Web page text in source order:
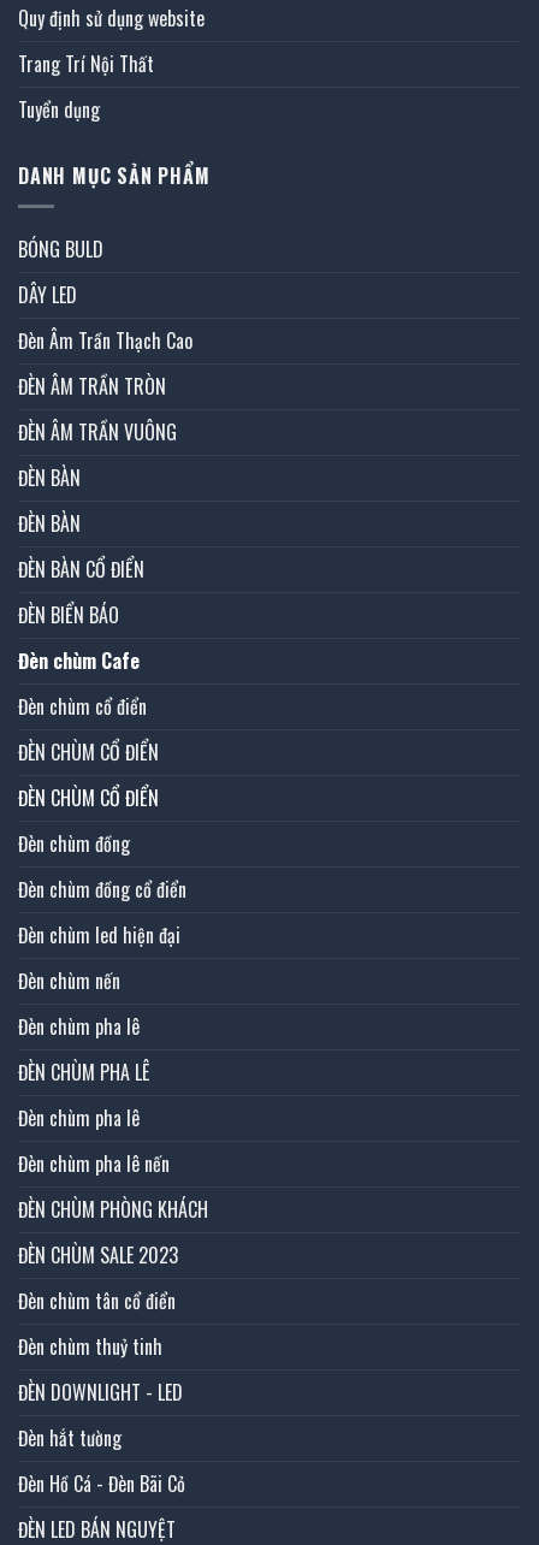
Quy định sử dụng website
Trang Trí Nội Thất
Tuyển dụng
DANH MỤC SẢN PHẨM
BÓNG BULD
DÂY LED
Đèn Âm Trần Thạch Cao
ĐÈN ÂM TRẦN TRÒN
ĐÈN ÂM TRẦN VUÔNG
ĐÈN BÀN
ĐÈN BÀN
ĐÈN BÀN CỔ ĐIỂN
ĐÈN BIỂN BÁO
Đèn chùm Cafe
Đèn chùm cổ điển
ĐÈN CHÙM CỔ ĐIỂN
ĐÈN CHÙM CỔ ĐIỂN
Đèn chùm đồng
Đèn chùm đồng cổ điển
Đèn chùm led hiện đại
Đèn chùm nến
Đèn chùm pha lê
ĐÈN CHÙM PHA LÊ
Đèn chùm pha lê
Đèn chùm pha lê nến
ĐÈN CHÙM PHÒNG KHÁCH
ĐÈN CHÙM SALE 2023
Đèn chùm tân cổ điển
Đèn chùm thuỷ tinh
ĐÈN DOWNLIGHT - LED
Đèn hắt tường
Đèn Hồ Cá - Đèn Bãi Cỏ
ĐÈN LED BÁN NGUYỆT